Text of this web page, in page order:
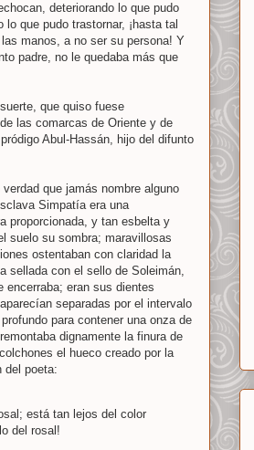
deteriorando lo que pudo
que pudo trastornar, ¡hasta tal
manos, a no ser su persona! Y
padre, no le quedaba más que
que quiso fuese
las comarcas de Oriente y de
Abul-Hassán, hijo del difunto
que jamás nombre alguno
Simpatía era una
proporcionada, y tan esbelta y
suelo su sombra; maravillosas
ostentaban con claridad la
sellada con el sello de Soleimán,
encerraba; eran sus dientes
separadas por el intervalo
para contener una onza de
dignamente la finura de
el hueco creado por la
del poeta:
está tan lejos del color
del rosal!